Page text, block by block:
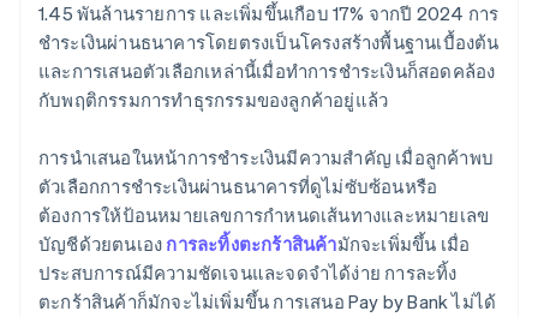
1.45 พันล้านรายการ และเพิ่มขึ้นเกือบ 17% จากปี 2024 การ
ชำระเงินผ่านธนาคารโดยตรงเป็นโครงสร้างพื้นฐานเบื้องต้น
และการเสนอตัวเลือกเหล่านี้เมื่อทำการชำระเงินก็สอดคล้อง
กับพฤติกรรมการทำธุรกรรมของลูกค้าอยู่แล้ว
การนำเสนอในหน้าการชำระเงินมีความสำคัญ เมื่อลูกค้าพบ
ตัวเลือกการชำระเงินผ่านธนาคารที่ดูไม่ซับซ้อนหรือ
ต้องการให้ป้อนหมายเลขการกำหนดเส้นทางและหมายเลข
บัญชีด้วยตนเอง การละทิ้งตะกร้าสินค้ามักจะเพิ่มขึ้น เมื่อ
ประสบการณ์มีความชัดเจนและจดจำได้ง่าย การละทิ้ง
ตะกร้าสินค้าก็มักจะไม่เพิ่มขึ้น การเสนอ Pay by Bank ไม่ได้